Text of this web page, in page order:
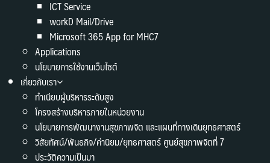
ICT Service
workD Mail/Drive
Microsoft 365 App for MHC7
Applications
นโยบายการใช้งานเว็บไซต์
เกี่ยวกับเรา
ทำเนียบผู้บริหารระดับสูง
โครงสร้างบริหารภายในหน่วยงาน
นโยบายการพัฒนางานสุขภาพจิต และแผนที่ทางเดินยุทธศาสตร์
วิสัยทัศน์/พันธกิจ/ค่านิยม/ยุทธศาสตร์ ศูนย์สุขภาพจิตที่ 7
ประวัติความเป็นมา